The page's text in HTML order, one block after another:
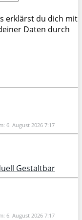
erklärst du dich mit
Daten durch
6. August 2026 7:17
Gestaltbar
6. August 2026 7:17